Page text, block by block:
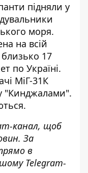
підняли у
моря.
на всій
близько 17
по Україні.
МіГ-31К
"Кинджалами".
канал, щоб
За
в
Telegram-